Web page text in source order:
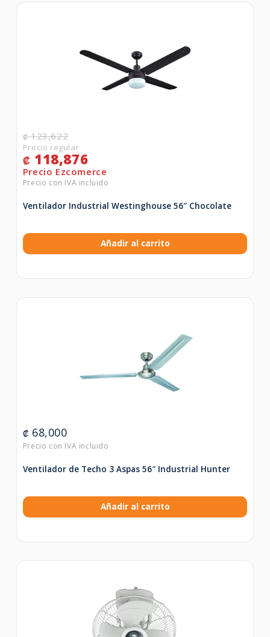
₡123,622
₡ 118,876
Ventilador Industrial Westinghouse 56″ Chocolate
Añadir al carrito
₡ 68,000
Ventilador de Techo 3 Aspas 56″ Industrial Hunter
Añadir al carrito